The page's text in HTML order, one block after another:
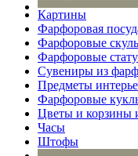
Картины
Фарфоровая
Фарфоровые
Фарфоровые
Сувениры из
Предметы
Фарфоровые
Цветы и корзины
Часы
Штофы